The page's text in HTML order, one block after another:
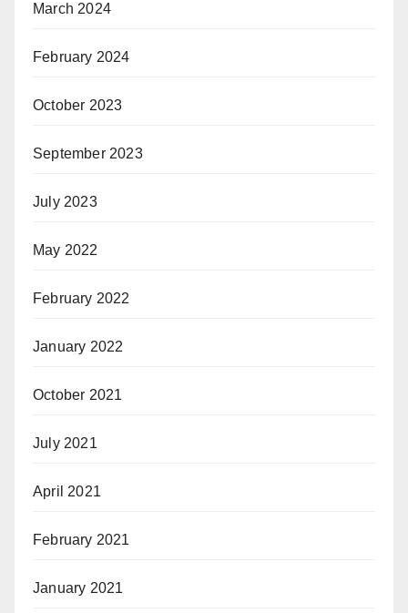
March 2024
February 2024
October 2023
September 2023
July 2023
May 2022
February 2022
January 2022
October 2021
July 2021
April 2021
February 2021
January 2021